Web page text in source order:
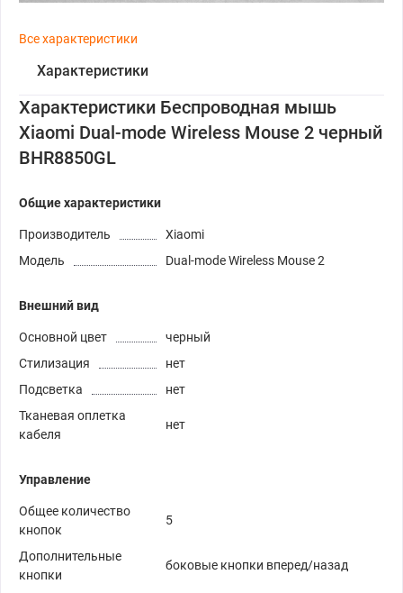
Все характеристики
Характеристики
Характеристики Беспроводная мышь
Xiaomi Dual-mode Wireless Mouse 2 черный
BHR8850GL
Общие характеристики
Производитель
Xiaomi
Модель
Dual-mode Wireless Mouse 2
Внешний вид
Основной цвет
черный
Стилизация
нет
Подсветка
нет
Тканевая оплетка
кабеля
нет
Управление
Общее количество
кнопок
5
Дополнительные
кнопки
боковые кнопки вперед/назад